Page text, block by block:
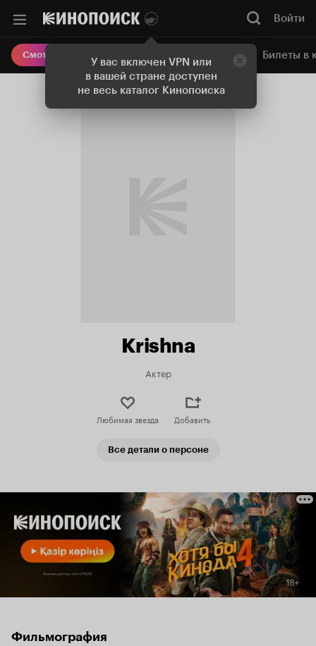
У вас включен VPN или
в вашей стране доступен
не весь каталог Кинопоиска
Войти
Смотреть кино Онлайн-кинотеатр Билеты в
Krishna
Актер
Любимая звезда Добавить
Все детали о персоне
Фильмография